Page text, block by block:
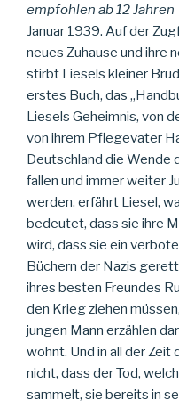
empfohlen ab 12 Jahren
Januar 1939. Auf der
neues Zuhause und ihre
stirbt Liesels kleiner
erstes Buch, das
Liesels Geheimnis, von
von ihrem Pflegevater
Deutschland die Wende
fallen und immer weiter
werden, erfährt Liesel,
bedeutet, dass sie ihre
wird, dass sie ein
Büchern der Nazis
ihres besten Freundes
den Krieg ziehen
jungen Mann erzählen
wohnt. Und in all der
nicht, dass der Tod,
sammelt, sie bereits in